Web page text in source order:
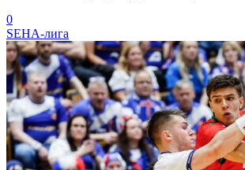
0
SEHA-лига